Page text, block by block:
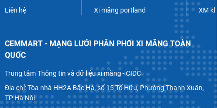
Liên hệ
Xi măng portland
XM
CEMMART - MẠNG LƯỚI PHÂN PHỐI XI MĂNG TOÀN
QUỐC
Trung tâm Thông tin và dữ liệu xi măng - CIDC
Địa chỉ: Tòa nhà HH2A Bắc Hà, số 15 Tố Hữu, Phường Thanh Xuân,
TP Hà Nội